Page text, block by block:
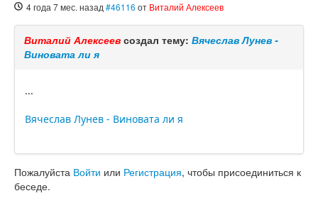
4 года 7 мес. назад #46116 от Виталий Алексеев
Виталий Алексеев создал тему: Вячеслав Лунев -
Виновата ли я
...
Вячеслав Лунев - Виновата ли я
Пожалуйста Войти или Регистрация, чтобы присоединиться к
беседе.